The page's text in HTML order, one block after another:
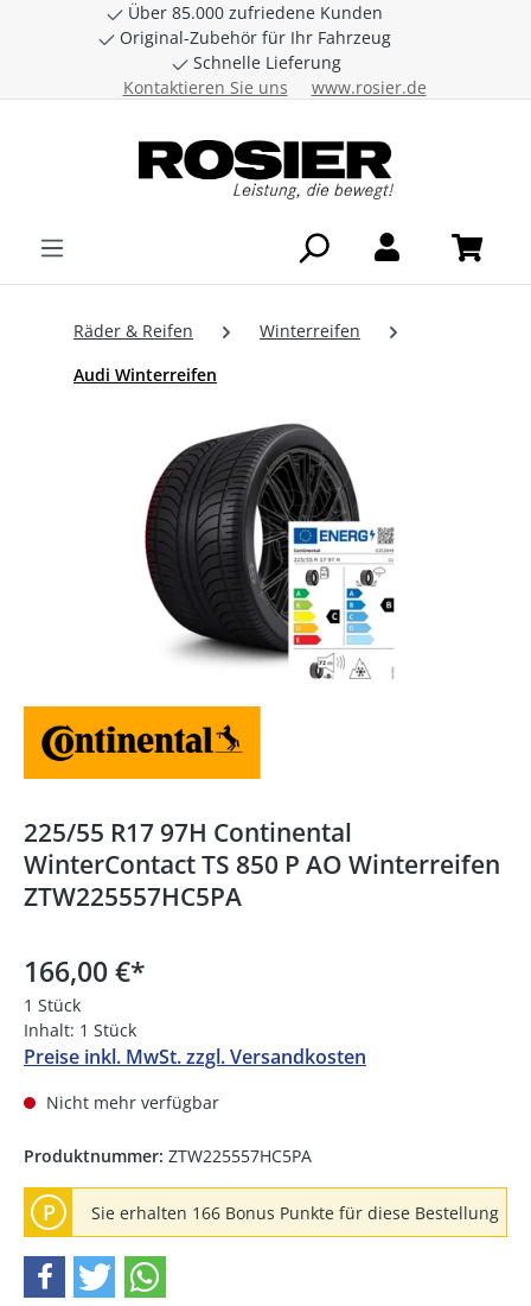
Zum Hauptinhalt springen
Über 85.000 zufriedene Kunden
Original-Zubehör für Ihr Fahrzeug
Schnelle Lieferung
Kontaktieren Sie uns
www.rosier.de
Räder & Reifen
Winterreifen
Audi Winterreifen
Bildergalerie überspringen
225/55 R17 97H Continental
WinterContact TS 850 P AO Winterreifen
ZTW225557HC5PA
166,00 €*
1 Stück
Inhalt: 1 Stück
Preise inkl. MwSt. zzgl. Versandkosten
Nicht mehr verfügbar
Produktnummer: ZTW225557HC5PA
P Sie erhalten 166 Bonus Punkte für diese Bestellung